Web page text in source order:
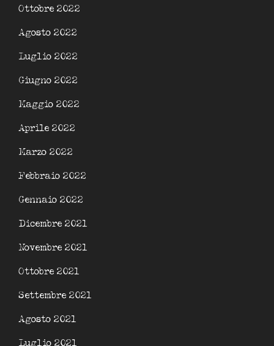
Ottobre 2022
Agosto 2022
Luglio 2022
Giugno 2022
Maggio 2022
Aprile 2022
Marzo 2022
Febbraio 2022
Gennaio 2022
Dicembre 2021
Novembre 2021
Ottobre 2021
Settembre 2021
Agosto 2021
Luglio 2021